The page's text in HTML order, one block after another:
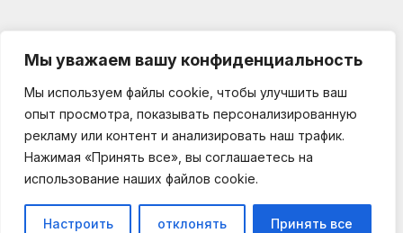
Мы уважаем вашу конфиденциальность
Мы используем файлы cookie, чтобы улучшить ваш
опыт просмотра, показывать персонализированную
рекламу или контент и анализировать наш трафик.
Нажимая «Принять все», вы соглашаетесь на
использование наших файлов cookie.
Настроить отклонять Принять все
Impressum
О проекте
Kooperationen
Datenschutz
germania-business.de © 2025 — 2026